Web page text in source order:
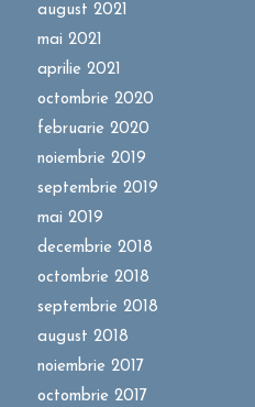
august 2021
mai 2021
aprilie 2021
octombrie 2020
februarie 2020
noiembrie 2019
septembrie 2019
mai 2019
decembrie 2018
octombrie 2018
septembrie 2018
august 2018
noiembrie 2017
octombrie 2017